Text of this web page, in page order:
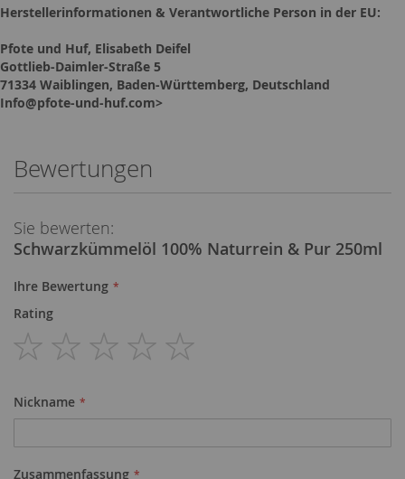
Herstellerinformationen & Verantwortliche Person in der EU:
Pfote und Huf, Elisabeth Deifel
Gottlieb-Daimler-Straße 5
71334 Waiblingen, Baden-Württemberg, Deutschland
Info@pfote-und-huf.com>
Bewertungen
Sie bewerten:
Schwarzkümmelöl 100% Naturrein & Pur 250ml
Ihre Bewertung
Rating
Nickname
Zusammenfassung